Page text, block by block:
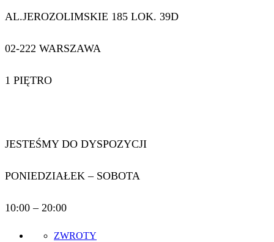
AL.JEROZOLIMSKIE 185 LOK. 39D
02-222 WARSZAWA
1 PIĘTRO
JESTEŚMY DO DYSPOZYCJI
PONIEDZIAŁEK – SOBOTA
10:00 – 20:00
ZWROTY